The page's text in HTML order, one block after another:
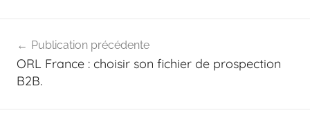
de
l’article
Publication précédente
ORL France : choisir son fichier de prospection
B2B.